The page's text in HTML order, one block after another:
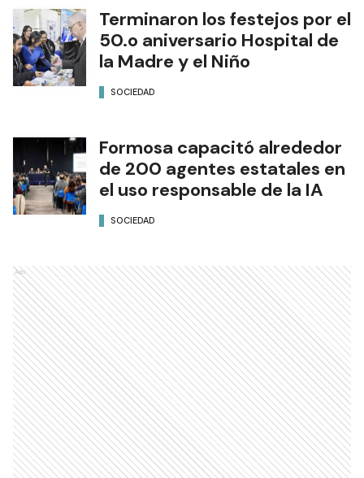
Terminaron los festejos por el
50.o aniversario Hospital de
la Madre y el Niño
SOCIEDAD
Formosa capacitó alrededor
de 200 agentes estatales en
el uso responsable de la IA
SOCIEDAD
Ads